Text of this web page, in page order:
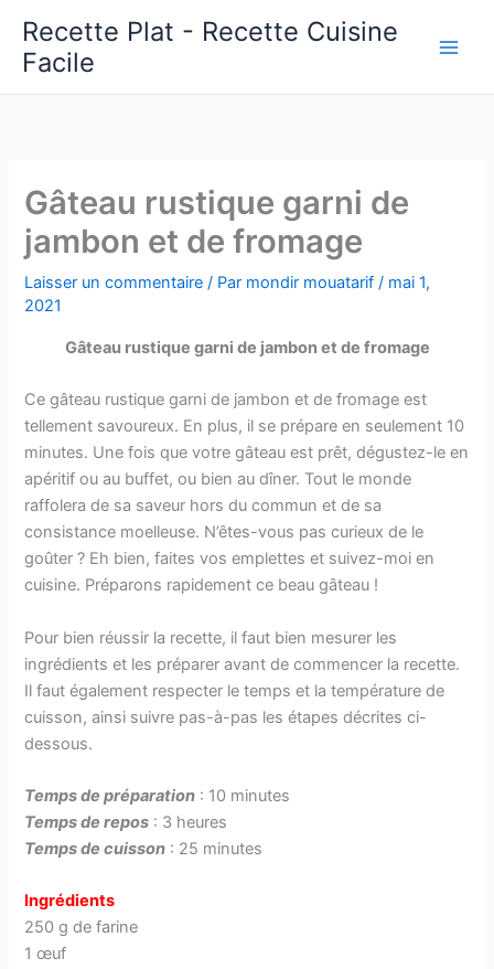
contenu
Recette Plat - Recette Cuisine
Facile
Gâteau rustique garni de
jambon et de fromage
Laisser un commentaire / Par mondir mouatarif/ mai 1,
2021
Gâteau rustique garni de jambon et de fromage
Ce gâteau rustique garni de jambon et de fromage est
tellement savoureux. En plus, il se prépare en seulement 10
minutes. Une fois que votre gâteau est prêt, dégustez-le en
apéritif ou au buffet, ou bien au dîner. Tout le monde
raffolera de sa saveur hors du commun et de sa
consistance moelleuse. N’êtes-vous pas curieux de le
goûter ? Eh bien, faites vos emplettes et suivez-moi en
cuisine. Préparons rapidement ce beau gâteau !
Pour bien réussir la recette, il faut bien mesurer les
ingrédients et les préparer avant de commencer la recette.
Il faut également respecter le temps et la température de
cuisson, ainsi suivre pas-à-pas les étapes décrites ci-
dessous.
Temps de préparation : 10 minutes
Temps de repos : 3 heures
Temps de cuisson : 25 minutes
Ingrédients
250 g de farine
1 œuf